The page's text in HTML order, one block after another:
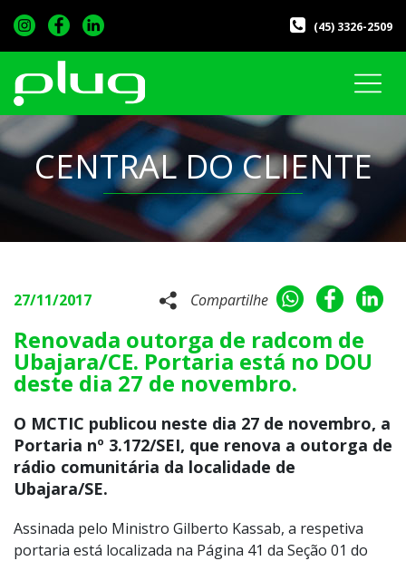
(45) 3326-2509
CENTRAL DO CLIENTE
27/11/2017 Compartilhe
Renovada outorga de radcom de
Ubajara/CE. Portaria está no DOU
deste dia 27 de novembro.
O MCTIC publicou neste dia 27 de novembro, a
Portaria nº 3.172/SEI, que renova a outorga de
rádio comunitária da localidade de
Ubajara/SE.
Assinada pelo Ministro Gilberto Kassab, a respetiva
portaria está localizada na Página 41 da Seção 01 do